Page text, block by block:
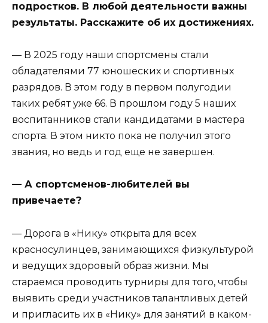
подростков. В любой деятельности важны
результаты. Расскажите об их достижениях.
— В 2025 году наши спортсмены стали
обладателями 77 юношеских и спортивных
разрядов. В этом году в первом полугодии
таких ребят уже 66. В прошлом году 5 наших
воспитанников стали кандидатами в мастера
спорта. В этом никто пока не получил этого
звания, но ведь и год еще не завершен.
— А спортсменов-любителей вы
привечаете?
— Дорога в «Нику» открыта для всех
красносулинцев, занимающихся физкультурой
и ведущих здоровый образ жизни. Мы
стараемся проводить турниры для того, чтобы
выявить среди участников талантливых детей
и пригласить их в «Нику» для занятий в каком-